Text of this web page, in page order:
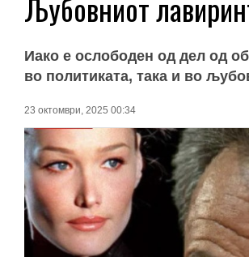
Иако е ослободен од дел од
во политиката, така и во
23 октомври, 2025 00:34